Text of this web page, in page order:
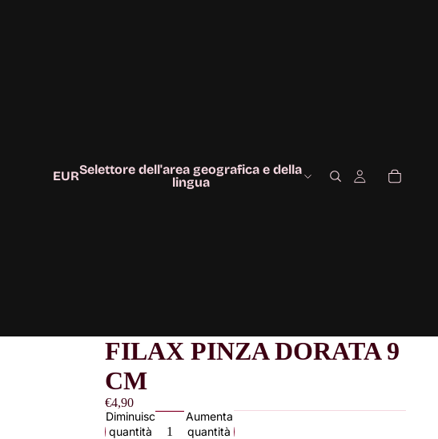
EURSelettore dell'area geografica e della
lingua
FILAX PINZA DORATA 9
CM
€4,90
Diminuisci
quantità
Aumenta
quantità